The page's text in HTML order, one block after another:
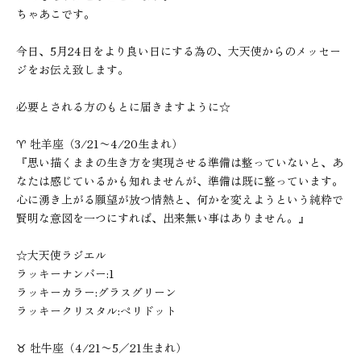
ちゃあこです。
今日、5月24日をより良い日にする為の、大天使からのメッセー
ジをお伝え致します。
必要とされる方のもとに届きますように☆
♈︎ 牡羊座（3/21〜4/20生まれ）
『思い描くままの生き方を実現させる準備は整っていないと、あ
なたは感じているかも知れませんが、準備は既に整っています。
心に湧き上がる願望が放つ情熱と、何かを変えようという純粋で
賢明な意図を一つにすれば、出来無い事はありません。』
☆大天使ラジエル
ラッキーナンバー:1
ラッキーカラー:グラスグリーン
ラッキークリスタル:ペリドット
♉︎ 牡牛座（4/21〜5／21生まれ）